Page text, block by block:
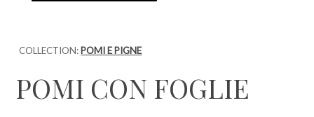
COLLECTION: POMI E PIGNE
POMI CON FOGLIE